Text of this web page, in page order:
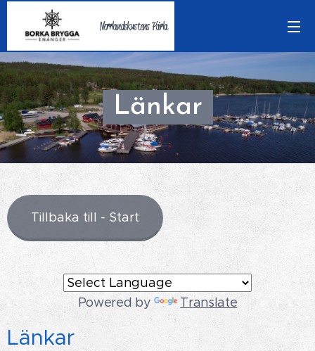
Norrlandskustens Pärla
Länkar
Tillbaka till - Start
Powered by Translate
Länkar